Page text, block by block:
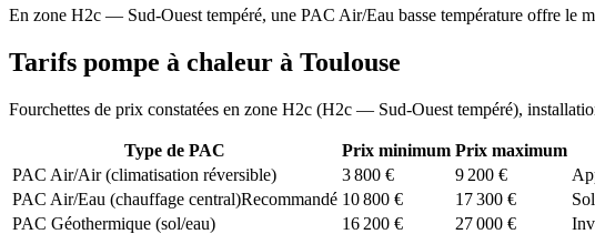
En zone H2c — Sud-Ouest tempéré, une PAC Air/Eau basse température offre le
Tarifs pompe à chaleur à Toulouse
Fourchettes de prix constatées en zone H2c (H2c — Sud-Ouest tempéré),
Type de PAC Prix minimum Prix maximum
PAC Air/Air (climatisation réversible)
3 800 € 9 200 €
PAC Air/Eau (chauffage central)Recommandé 10 800 € 17 300 €
PAC Géothermique (sol/eau)
16 200 € 27 000 €